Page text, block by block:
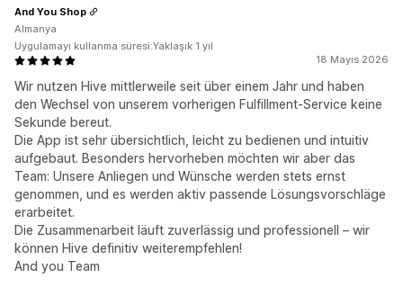
18 Mayıs 2026
Wir nutzen Hive mittlerweile seit über einem Jahr und haben
den Wechsel von unserem vorherigen Fulfillment-Service keine
Sekunde bereut.
Die App ist sehr übersichtlich, leicht zu bedienen und intuitiv
aufgebaut. Besonders hervorheben möchten wir aber das
Team: Unsere Anliegen und Wünsche werden stets ernst
genommen, und es werden aktiv passende Lösungsvorschläge
erarbeitet.
Die Zusammenarbeit läuft zuverlässig und professionell – wir
können Hive definitiv weiterempfehlen!
And you Team
And You Shop
Almanya
Uygulamayı kullanma süresi:Yaklaşık 1 yıl